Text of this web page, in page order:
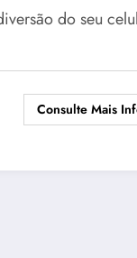
do seu
Consulte Mais